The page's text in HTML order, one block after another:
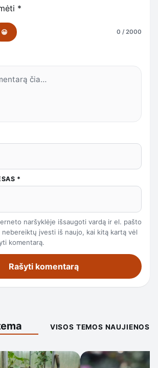
*
😀 0 / 2000
*
naršyklėje išsaugoti vardą ir el. pašto
nebereiktų įvesti iš naujo, kai kitą kartą vėl
komentarą.
VISOS TEMOS NAUJIENOS